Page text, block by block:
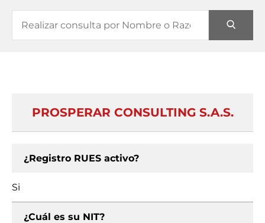
PROSPERAR CONSULTING S.A.S.
¿Registro RUES activo?
Si
¿Cuál es su NIT?